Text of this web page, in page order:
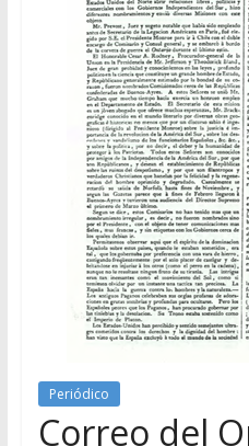
Periódico
Correo del